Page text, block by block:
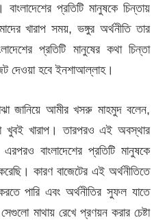
প্রতিটি মানুষকে চিন্তায়
খারাপ সময়, ভঙ্গুর অর্থনীতি তার
প্রতিটি মানুষের কথা চিন্তা
দেওয়া হবে ইনশাআল্লাহ।
জানিয়ে আমীর খসরু মাহমুদ বলেন,
খুবই খারাপ। তারপরও এই অবস্থার
বাংলাদেশের প্রতিটি মানুষকে
করেছি। কারণ বাজেটের এই অর্থনীতিতে
পারি এবং অর্থনীতির সুফল যাতে
মাথায় রেখে প্রণয়ন করার চেষ্টা